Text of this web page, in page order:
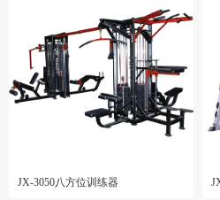
JX-3050八方位训练器